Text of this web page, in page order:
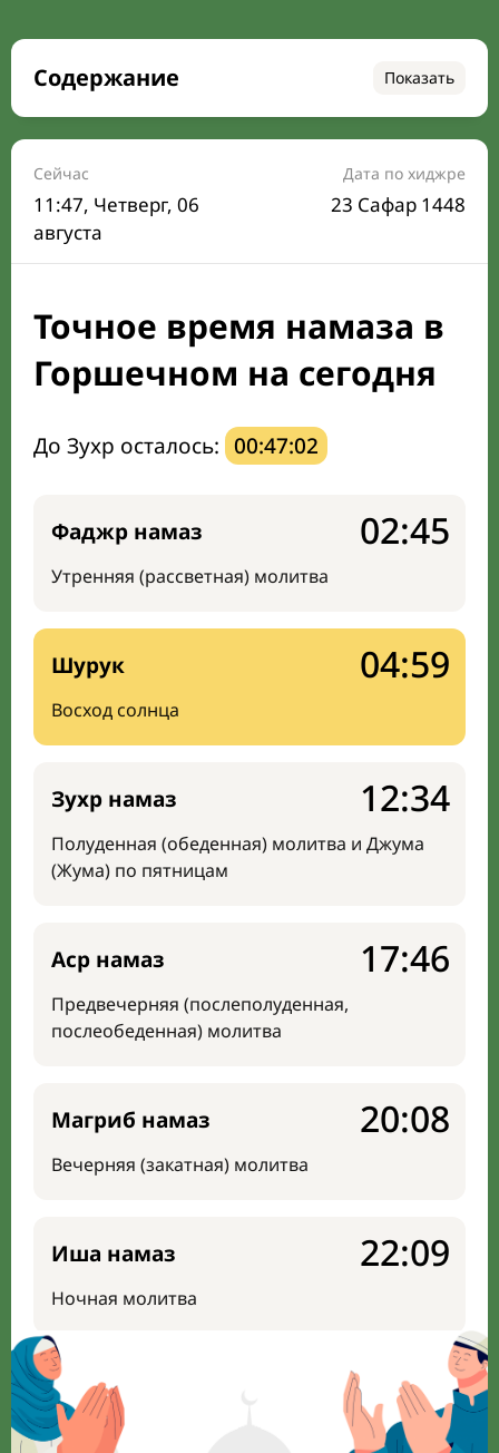
Содержание Показать
Время намаза на сегодня
Расписание на месяц
Время Сухура и Ифтара на сегодня
Календарь рамадана
Направление киблы
Сейчас
11:47, Четверг, 06
августа
Дата по хиджре
23 Сафар 1448
Точное время намаза в
Горшечном на сегодня
До Зухр осталось: 00:47:01
Фаджр намаз
Утренняя (рассветная) молитва
02:45
Шурук
Восход солнца
04:59
Зухр намаз
Полуденная (обеденная) молитва и Джума
(Жума) по пятницам
12:34
Аср намаз
Предвечерняя (послеполуденная,
послеобеденная) молитва
17:46
Магриб намаз
Вечерняя (закатная) молитва
20:08
Иша намаз
Ночная молитва
22:09